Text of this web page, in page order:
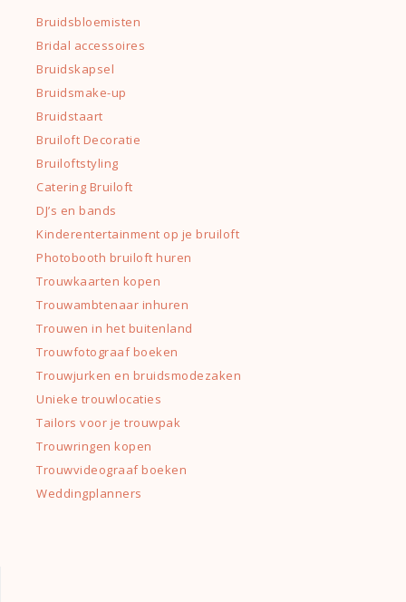
Bruidsbloemisten
Bridal accessoires
Bruidskapsel
Bruidsmake-up
Bruidstaart
Bruiloft Decoratie
Bruiloftstyling
Catering Bruiloft
DJ’s en bands
Kinderentertainment op je bruiloft
Photobooth bruiloft huren
Trouwkaarten kopen
Trouwambtenaar inhuren
Trouwen in het buitenland
Trouwfotograaf boeken
Trouwjurken en bruidsmodezaken
Unieke trouwlocaties
Tailors voor je trouwpak
Trouwringen kopen
Trouwvideograaf boeken
Weddingplanners